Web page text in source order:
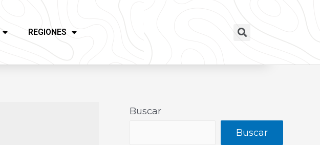
REGIONES
Buscar
Buscar